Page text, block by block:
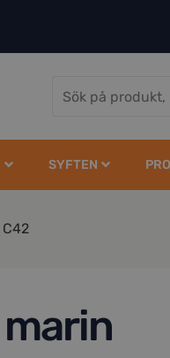
SYFTEN